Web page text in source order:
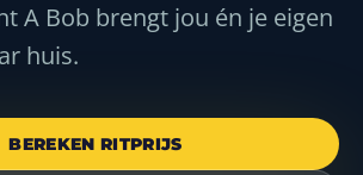
A Bob brengt jou én je eigen
huis.
BEREKEN RITPRIJS